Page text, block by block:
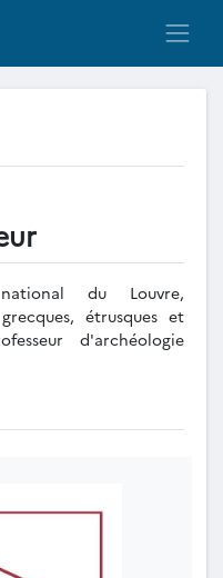
du Louvre,
étrusques et
d'archéologie